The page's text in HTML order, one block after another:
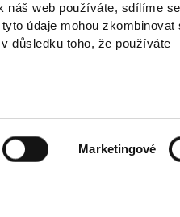
náš web používáte, sdílíme se
údaje mohou zkombinovat
důsledku toho, že používáte
Marketingové